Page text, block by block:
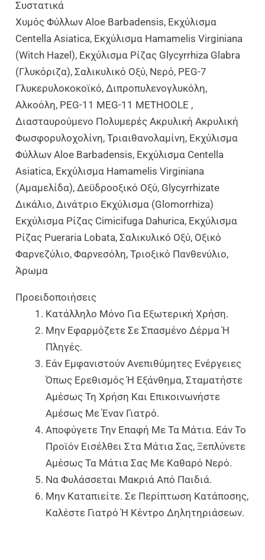
Συστατικά
Χυμός Φύλλων Aloe Barbadensis, Εκχύλισμα
Centella Asiatica, Εκχύλισμα Hamamelis Virginiana
(Witch Hazel), Εκχύλισμα Ρίζας Glycyrrhiza Glabra
(Γλυκόριζα), Σαλικυλικό Οξύ, Νερό, PEG-7
Γλυκερυλοκοκοϊκό, Διπροπυλενογλυκόλη,
Αλκοόλη, PEG-11 MEG-11 METHOOLE ,
Διασταυρούμενο Πολυμερές Ακρυλική Ακρυλική
Φωσφορυλοχολίνη, Τριαιθανολαμίνη, Εκχύλισμα
Φύλλων Aloe Barbadensis, Εκχύλισμα Centella
Asiatica, Εκχύλισμα Hamamelis Virginiana
(Αμαμελίδα), Δεϋδροοξικό Οξύ, Glycyrrhizate
Δικάλιο, Δινάτριο Εκχύλισμα (Glomorrhiza)
Εκχύλισμα Ρίζας Cimicifuga Dahurica, Εκχύλισμα
Ρίζας Pueraria Lobata, Σαλικυλικό Οξύ, Οξικό
Φαρνεζύλιο, Φαρνεσόλη, Τριοξικό Πανθενύλιο,
Άρωμα
Προειδοποιήσεις
Κατάλληλο Μόνο Για Εξωτερική Χρήση.
Μην Εφαρμόζετε Σε Σπασμένο Δέρμα Ή
Πληγές.
Εάν Εμφανιστούν Ανεπιθύμητες Ενέργειες
Όπως Ερεθισμός Ή Εξάνθημα, Σταματήστε
Αμέσως Τη Χρήση Και Επικοινωνήστε
Αμέσως Με Έναν Γιατρό.
Αποφύγετε Την Επαφή Με Τα Μάτια. Εάν Το
Προϊόν Εισέλθει Στα Μάτια Σας, Ξεπλύνετε
Αμέσως Τα Μάτια Σας Με Καθαρό Νερό.
Να Φυλάσσεται Μακριά Από Παιδιά.
Μην Καταπιείτε. Σε Περίπτωση Κατάποσης,
Καλέστε Γιατρό Ή Κέντρο Δηλητηριάσεων.